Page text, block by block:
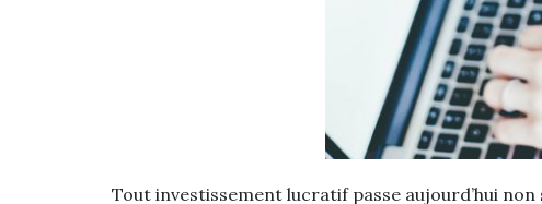
Tout investissement lucratif passe aujourd’hui